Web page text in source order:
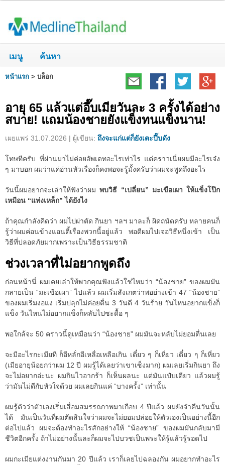
เมนู ค้นหา
หน้าแรก > บล็อก
อายุ 65 แล้วแต่อึ๊บเมียวันละ 3 ครั้งได้อย่าง
สบาย! แถมน้องชายยังแข็งทนแข็งนาน!
เผยแพร่ 31.07.2026 | ผู้เขียน: ถึงจะแก่แต่ก็ยังเตะปี๊บดัง
โทษทีครับ ที่ผ่านมาไม่ค่อยอัพเดทอะไรเท่าไร แต่คราวเนี่ยผมมีอะไรเจ๋ง
ๆ มาบอก ผมว่าแค่อ่านหัวเรื่องก็คงพอจะรู้มั้งครับว่าผมจะพูดถึงอะไร
วันนี้ผมอยากจะเล่าให้ฟังว่าผมพบวิธี “เปลี่ยน” มะเขือเผา ให้แข็งโป๊ก
เหมือน “แท่งเหล็ก” ได้ยังไง
ถ้าคุณกำลังคิดว่า ผมไปผ่าตัด กินยา ฯลฯ มาละก็ ผิดถนัดครับ หลายคนก็
รู้ว่าผมค่อนข้างแอนตี้เรื่องพวกนี้อยู่แล้ว พอดีผมไปเจอวิธีหนึ่งเข้า เป็น
วิธีที่ปลอดภัยมากเพราะเป็นวิธีธรรมชาติ
ช่วงเวลาที่ไม่อยากพูดถึง
ก่อนหน้านี่ ผมเคยเล่าให้พวกคุณฟังแล้วใช่ไหมว่า “น้องชาย” ของผมมัน
กลายเป็น “มะเขือเผา” ไปแล้ว ผมเริ่มสังเกตว่าพอย่างเข้า 47 “น้องชาย”
ของผมเริ่มงอแง เริ่มปลุกไม่ค่อยตื่น 3 วันดี 4 วันร้าย วันไหนอยากแข็งก็
แข็ง วันไหนไม่อยากแข็งก็หลับไปซะดื้อ ๆ
พอใกล้จะ 50 คราวนี้ดูเหมือนว่า “น้องชาย” ผมมันจะหลับไม่ยอมตื่นเลย
จะมีอะไรกะเมียที ก็อีหลั่กอีเหลื่อเหลือเกิน เดี๋ยว ๆ ก็เหี่ยว เดี๋ยว ๆ ก็เหี่ยว
(เมียอายุน้อยกว่าผม 12 ปี ผมรู้ได้เลยว่าเขาเซ็งมาก) ผมเลยเริ่มกินยา ถึง
จะไม่อยากอ่ะนะ ผมกินไวอากร้า ก็เห็นผลนะ แต่มันแป๋บเดียว แล้วผมรู้
ว่ามันไม่ดีกับหัวใจด้วย ผมเลยกินแค่ “บางครั้ง” เท่านั้น
ผมรู้ตัวว่าตัวเองเริ่มเสื่อมสมรรถภาพมาเกือบ 4 ปีแล้ว ผมยังจำคืนวันนั้น
ได้ มันเป็นวันที่ผมตัดสินใจว่าผมจะไม่ยอมปล่อยให้ตัวเองเป็นอย่างนี้อีก
ต่อไปแล้ว ผมจะต้องทำอะไรสักอย่างให้ “น้องชาย” ของผมมันกลับมามี
ชีวิตอีกครั้ง ถ้าไม่อย่างนั้นละก็ผมจะไปบวชเป็นพระให้รู้แล้วรู้รอดไป
ผมกะเมียแต่งงานกันมา 20 ปีแล้ว เราก็เลยไปฉลองกัน ผมอยากทำอะไร